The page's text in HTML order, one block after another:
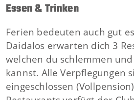
Essen & Trinken
Ferien bedeuten auch gut
Daidalos erwarten dich 3
welchen du schlemmen und
kannst. Alle Verpflegungen
eingeschlossen